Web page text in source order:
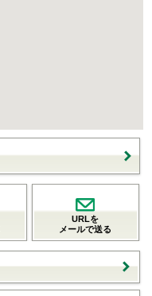
URLを
メールで送る